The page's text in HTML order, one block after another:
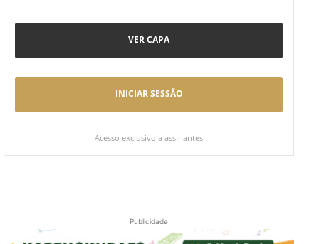
VER CAPA
INICIAR SESSÃO
Acesso exclusivo a assinantes
Publicidade